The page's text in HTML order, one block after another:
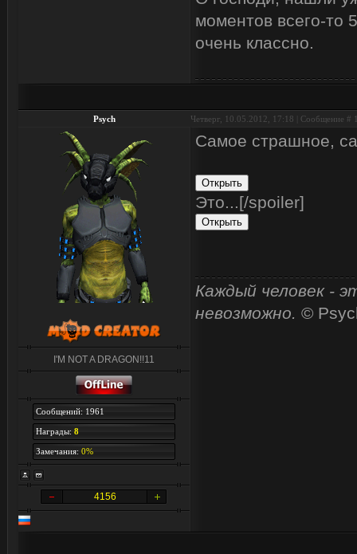
моментов всего-то
очень классно.
Psych Четверг, 10.05.2012, 17:18 | Сообщение #
I'M NOT A DRAGON!!11
Сообщений: 1961
Награды: 8
Замечания: 0%
4156
Самое страшное,
Это...[/spoiler]
Каждый человек -
невозможно. ©